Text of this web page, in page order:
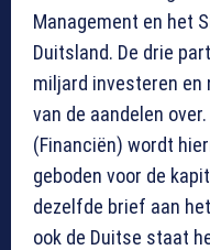
Management en het
Duitsland. De drie
miljard investeren en
van de aandelen
(Financiën) wordt
geboden voor de
dezelfde brief aan
ook de Duitse staat